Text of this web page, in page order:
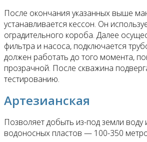
После окончания указанных выше
устанавливается кессон. Он
оградительного короба. Далее
фильтра и насоса, подключается
должен работать до того момента,
прозрачной. После скважина
тестированию.
Артезианская
Позволяет добыть из-под земли воду
водоносных пластов — 100-350